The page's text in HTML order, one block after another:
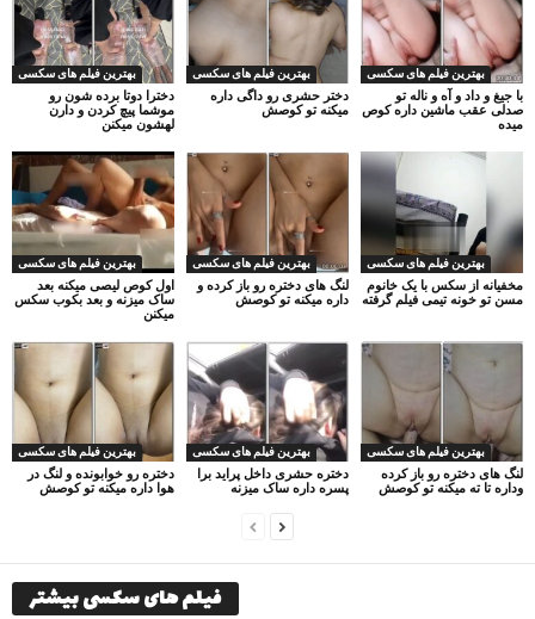
بهترین فیلم های سکسی
دخترا دوتا برده شون رو
موشما پیچ کردن و دارن
لهشون میکنن
بهترین فیلم های سکسی
دختر حشری رو داگی داره
میکنه تو کوصش
بهترین فیلم های سکسی
با جیغ و داد و آه و ناله تو
صدلی عقب ماشین داره کوص
میده
بهترین فیلم های سکسی
اول کوص لیصی میکنه بعد
ساک میزنه و بعد بکوب سکس
میکنن
بهترین فیلم های سکسی
لنگ های دختره رو باز کرده و
داره میکنه تو کوصش
بهترین فیلم های سکسی
مخفیانه از سکس با یک خانوم
مسن تو خونه تیمی فیلم گرفته
بهترین فیلم های سکسی
دختره رو خوابونده و لنگ در
هوا داره میکنه تو کوصش
بهترین فیلم های سکسی
دختره حشری داخل پراید برا
پسره داره ساک میزنه
بهترین فیلم های سکسی
لنگ های دختره رو باز کرده
وداره تا ته میکنه تو کوصش
فیلم های سکسی بیشتر